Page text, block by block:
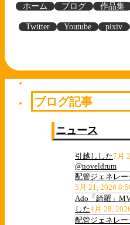
ホーム ブログ 作品集
Twitter Youtube pixiv
ブログ記事
ニュース
引越しした7月
@noveldrum
配管ジェネレー
5月 21, 2026
Ado「綺羅」
した4月 28,
配管ジェネレー